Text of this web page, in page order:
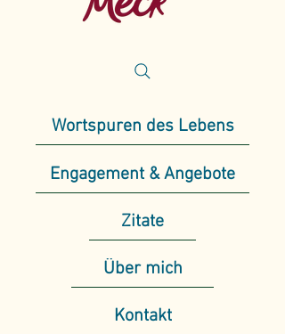
Wortspuren des Lebens
Engagement & Angebote
Zitate
Über mich
Kontakt